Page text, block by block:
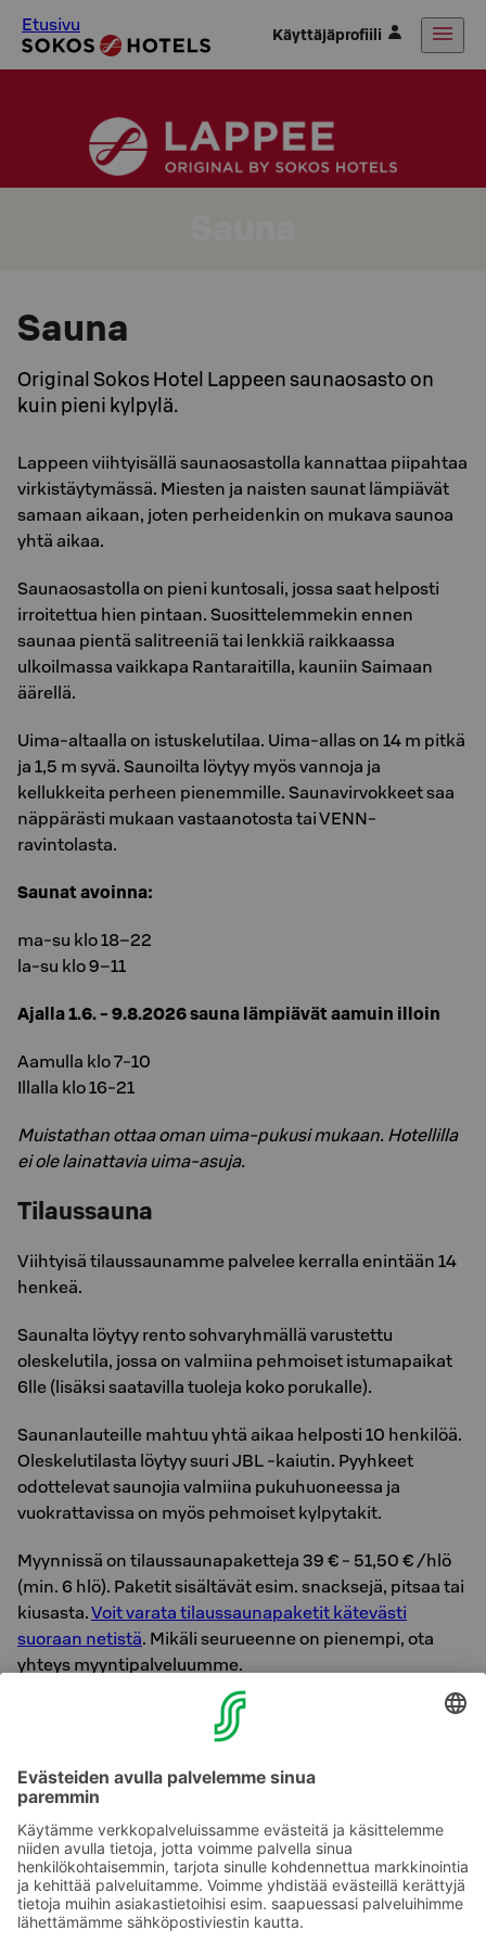
Etusivu Käyttäjäprofiili
Sauna
Original Sokos Hotel Lappeen saunaosasto on
kuin pieni kylpylä.
Lappeen viihtyisällä saunaosastolla kannattaa piipahtaa
virkistäytymässä. Miesten ja naisten saunat lämpiävät
samaan aikaan, joten perheidenkin on mukava saunoa
yhtä aikaa.
Saunaosastolla on pieni kuntosali, jossa saat helposti
irroitettua hien pintaan. Suosittelemmekin ennen
saunaa pientä salitreeniä tai lenkkiä raikkaassa
ulkoilmassa vaikkapa Rantaraitilla, kauniin Saimaan
äärellä.
Uima-altaalla on istuskelutilaa. Uima-allas on 14 m pitkä
ja 1,5 m syvä. Saunoilta löytyy myös vannoja ja
kellukkeita perheen pienemmille. Saunavirvokkeet saa
näppärästi mukaan vastaanotosta tai VENN-
ravintolasta.
Saunat avoinna:
ma-su klo 18–22
la-su klo 9–11
Ajalla 1.6. - 9.8.2026 sauna lämpiävät aamuin illoin
Aamulla klo 7-10
Illalla klo 16-21
Muistathan ottaa oman uima-pukusi mukaan. Hotellilla
ei ole lainattavia uima-asuja.
Tilaussauna
Viihtyisä tilaussaunamme palvelee kerralla enintään 14
henkeä.
Saunalta löytyy rento sohvaryhmällä varustettu
oleskelutila, jossa on valmiina pehmoiset istumapaikat
6lle (lisäksi saatavilla tuoleja koko porukalle).
Saunanlauteille mahtuu yhtä aikaa helposti 10 henkilöä.
Oleskelutilasta löytyy suuri JBL -kaiutin. Pyyhkeet
odottelevat saunojia valmiina pukuhuoneessa ja
vuokrattavissa on myös pehmoiset kylpytakit.
Myynnissä on tilaussaunapaketteja 39 € - 51,50 € /hlö
(min. 6 hlö). Paketit sisältävät esim. snacksejä, pitsaa tai
kiusasta.Voit varata tilaussaunapaketit kätevästi
suoraan netistä. Mikäli seurueenne on pienempi, ota
yhteys myyntipalveluumme.
Tilaussauna Lappeessa majoittuville pienlapsiperheille
(lapset alle 10 -v.) alk. 80 €/1 tunti. Ota yhteys
Lisätietoja ja varaukset:
sales.lappee@sok.fi / puh. 010 762 1000 (pvm/mpm)
ark. 9.30-15.30.